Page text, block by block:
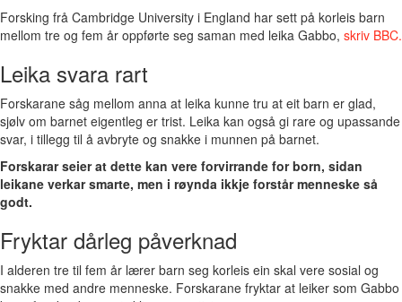
Forsking frå Cambridge University i England har sett på korleis barn
mellom tre og fem år oppførte seg saman med leika Gabbo, skriv BBC.
Leika svara rart
Forskarane såg mellom anna at leika kunne tru at eit barn er glad,
sjølv om barnet eigentleg er trist. Leika kan også gi rare og upassande
svar, i tillegg til å avbryte og snakke i munnen på barnet.
Forskarar seier at dette kan vere forvirrande for born, sidan
leikane verkar smarte, men i røynda ikkje forstår menneske så
godt.
Fryktar dårleg påverknad
I alderen tre til fem år lærer barn seg korleis ein skal vere sosial og
snakke med andre menneske. Forskarane fryktar at leiker som Gabbo